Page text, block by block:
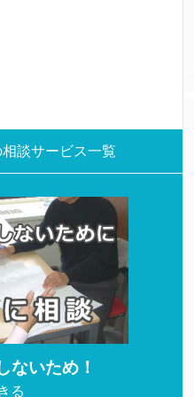
談サービス一覧
ないため！
る